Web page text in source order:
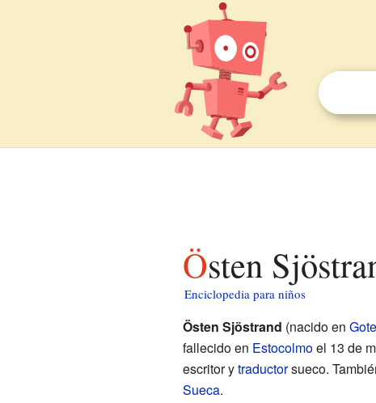
Östen
Enciclopedia para niños
Östen Sjöstrand (nacido en
fallecido en Estocolmoel 13 de
escritor ytraductorsueco.
Sueca.